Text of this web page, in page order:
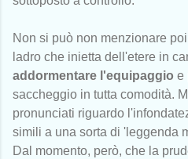
Non si può non menzionare
ladro che inietta dell'etere in
addormentare l'equipaggio e
saccheggio in tutta comodità.
pronunciati riguardo
simili a una sorta di 'leggenda
Dal momento, però, che la